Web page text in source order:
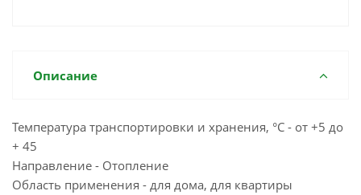
Описание
Температура транспортировки и хранения, °С - от +5 до
+ 45
Направление - Отопление
Область применения - для дома, для квартиры